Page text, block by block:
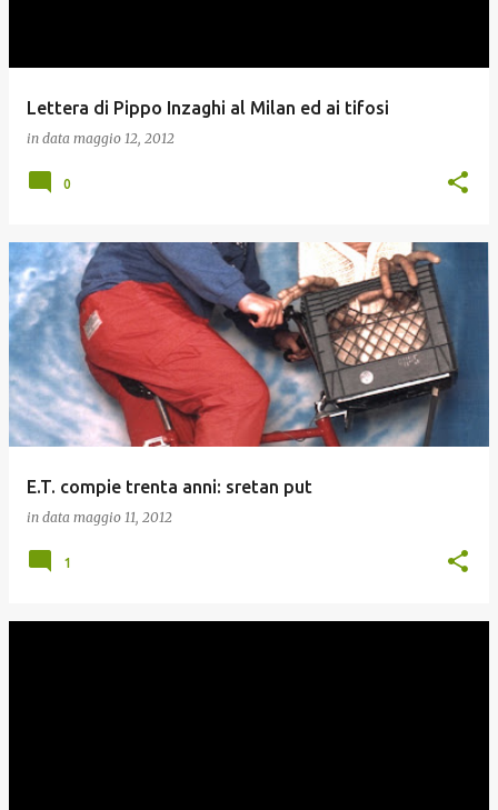
Lettera di Pippo Inzaghi al Milan ed ai tifosi
in data maggio 12, 2012
0
E.T. compie trenta anni: sretan put
in data maggio 11, 2012
1